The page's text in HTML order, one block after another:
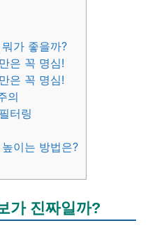
가 좋을까?
은 꼭 명심!
은 꼭 명심!
의
터링
이는 방법은?
가 진짜일까?